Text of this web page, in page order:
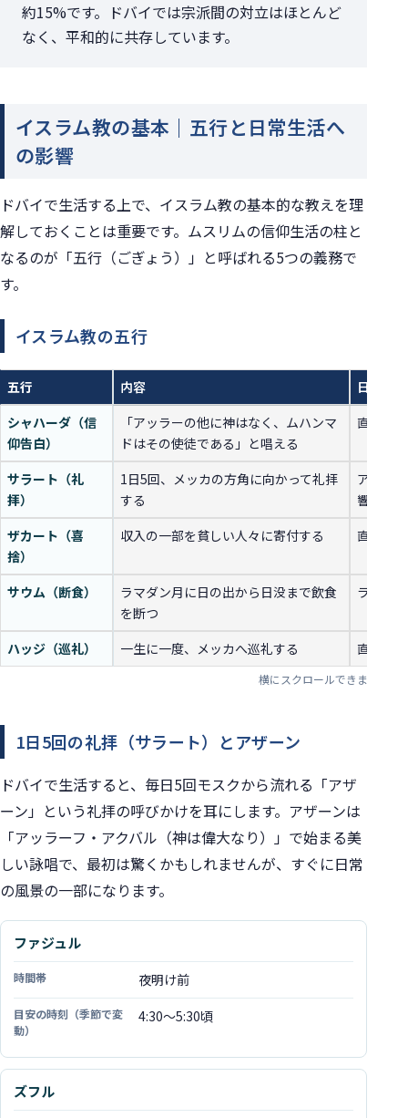
約15%です。ドバイでは宗派間の対立はほとんど
なく、平和的に共存しています。
イスラム教の基本｜五行と日常生活へ
の影響
ドバイで生活する上で、イスラム教の基本的な教えを理
解しておくことは重要です。ムスリムの信仰生活の柱と
なるのが「五行（ごぎょう）」と呼ばれる5つの義務で
す。
イスラム教の五行
五行 内容
日本人
シャハーダ（信
仰告白）
「アッラーの他に神はなく、ムハンマ
ドはその使徒である」と唱える
直接的
サラート（礼
拝）
1日5回、メッカの方角に向かって礼拝
する
アザー
響く
ザカート（喜
捨）
収入の一部を貧しい人々に寄付する 直接的
サウム（断食）
ラマダン月に日の出から日没まで飲食
を断つ
ラマダ
ハッジ（巡礼） 一生に一度、メッカへ巡礼する 直接的
1日5回の礼拝（サラート）とアザーン
ドバイで生活すると、毎日5回モスクから流れる「アザ
ーン」という礼拝の呼びかけを耳にします。アザーンは
「アッラーフ・アクバル（神は偉大なり）」で始まる美
しい詠唱で、最初は驚くかもしれませんが、すぐに日常
の風景の一部になります。
礼拝名
時間帯
目安の時刻（季節で変動）
ファジュル
夜明け前
4:30〜5:30頃
ズフル